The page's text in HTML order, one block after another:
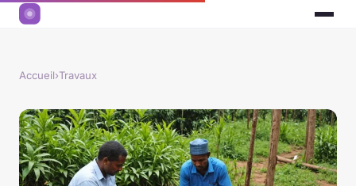
Accueil›Travaux